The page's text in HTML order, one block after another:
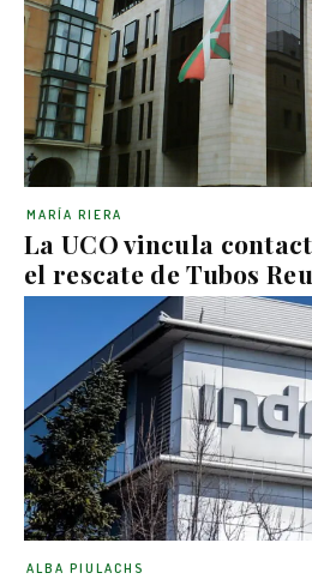
La UCO vincula
el rescate de Tubos
MARÍA RIERA
ALBA PIULACHS